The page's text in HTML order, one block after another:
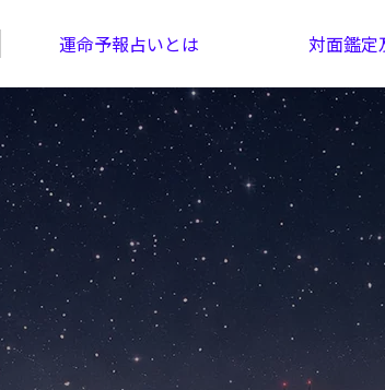
運命予報占いとは 対面鑑定
最恐の相性占い